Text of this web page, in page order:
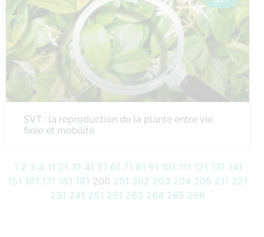
SVT : la reproduction de la plante entre vie
fixée et mobilité
1 2 3 4 11 21 31 41 51 61 71 81 91 101 111 121 131 141
151 161 171 181 191 200 201 202 203 204 205 211 221
231 241 251 261 263 264 265 266